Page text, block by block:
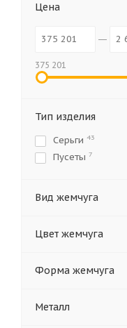
Цена
375 201
Тип изделия
Серьги 43
Пусеты 7
Вид жемчуга
Цвет жемчуга
Форма жемчуга
Металл